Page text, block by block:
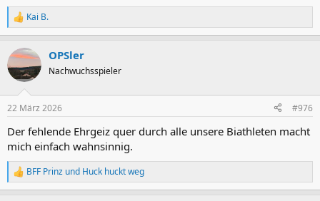
R
e
k
t
i
e
:
Kai B.
OPSler
Nachwuchsspieler
22 März 2026 #976
Der fehlende Ehrgeiz quer durch alle unsere Biathleten macht
mich einfach wahnsinnig.
R
e
BFF Prinz und Huck huckt weg